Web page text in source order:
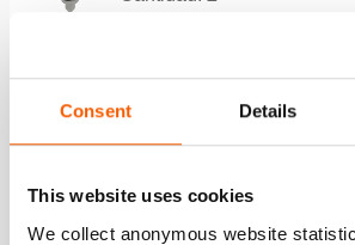
Consent Details
This website uses cookies
We collect anonymous website
Adaptador de cadena
Ver detalles